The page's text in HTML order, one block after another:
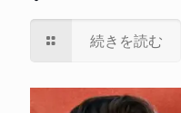
続きを読む